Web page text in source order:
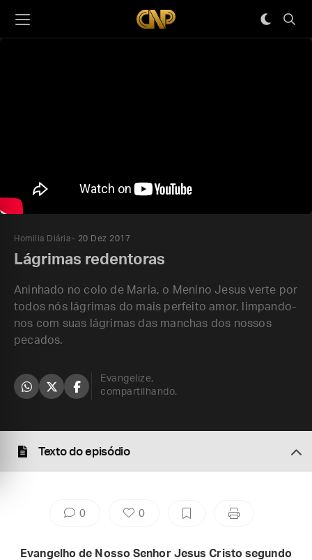
Homilia Diária 20 Dez 2017
Lágrimas redentoras
Aninhado no colo de Maria, o Menino Jesus verte por
todos nós lágrimas do mais perfeito amor, limpando-
nos com suas lágrimas das manchas dos nossos
pecados.
Evangelize,
compartilhando.
Texto do episódio
0 0
Evangelho de Nosso Senhor Jesus Cristo segundo